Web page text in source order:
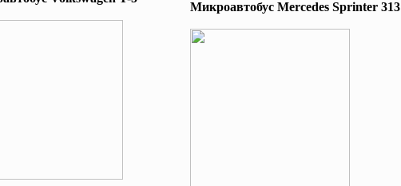
Микроавтобус Mеrcedes Sprinter 313